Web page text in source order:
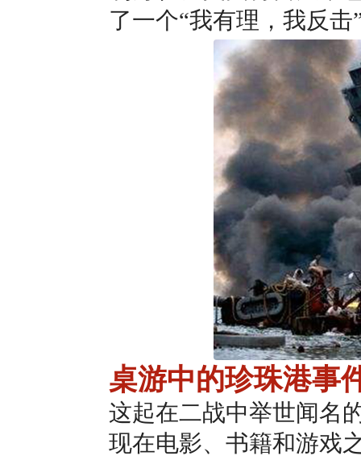
了一个“我有理，我反
桌游中的珍珠港事
这起在二战中举世闻名
现在电影、书籍和游戏